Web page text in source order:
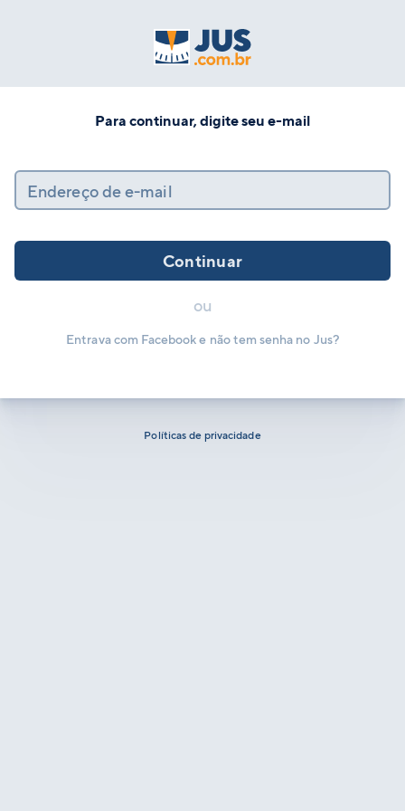
Para continuar, digite seu e-mail
Endereço de e-mail
Continuar
ou
Entrava com Facebook e não tem senha no Jus?
Políticas de privacidade